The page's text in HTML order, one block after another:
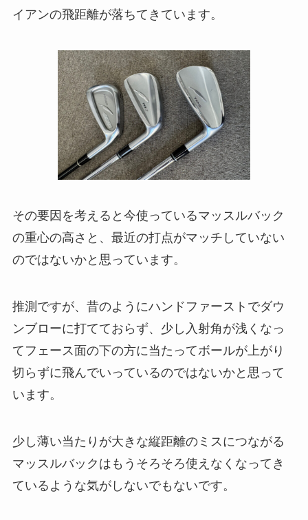
イアンの飛距離が落ちてきています。
その要因を考えると今使っているマッスルバック
の重心の高さと、最近の打点がマッチしていない
のではないかと思っています。
推測ですが、昔のようにハンドファーストでダウ
ンブローに打てておらず、少し入射角が浅くなっ
てフェース面の下の方に当たってボールが上がり
切らずに飛んでいっているのではないかと思って
います。
少し薄い当たりが大きな縦距離のミスにつながる
マッスルバックはもうそろそろ使えなくなってき
ているような気がしないでもないです。